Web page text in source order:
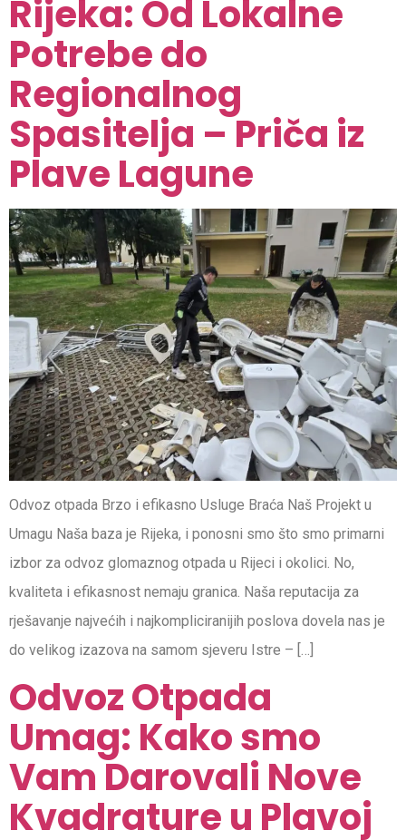
Rijeka: Od Lokalne
Potrebe do
Regionalnog
Spasitelja – Priča iz
Plave Lagune
Odvoz otpada Brzo i efikasno Usluge Braća Naš Projekt u
Umagu Naša baza je Rijeka, i ponosni smo što smo primarni
izbor za odvoz glomaznog otpada u Rijeci i okolici. No,
kvaliteta i efikasnost nemaju granica. Naša reputacija za
rješavanje najvećih i najkompliciranijih poslova dovela nas je
do velikog izazova na samom sjeveru Istre – […]
Odvoz Otpada
Umag: Kako smo
Vam Darovali Nove
Kvadrature u Plavoj